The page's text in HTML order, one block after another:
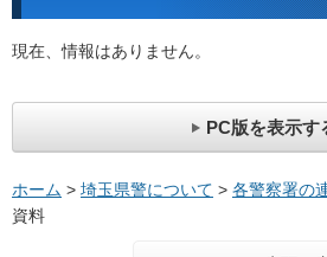
現在、情報はありません。
PC版を表示す
ホーム > 埼玉県警について > 各警察署の
資料